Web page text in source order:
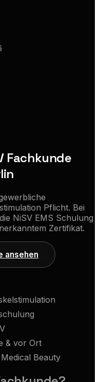
Fachkunde
Pflicht. Bei
NiSV EMS Schulung
Zertifikat.
ansehen
& vor Ort
Beauty